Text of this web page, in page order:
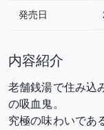
発売日
内容紹介
老舗銭湯で住み込
の吸血鬼。
究極の味わいであ